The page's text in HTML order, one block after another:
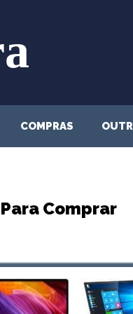
COMPRAS
Comprar